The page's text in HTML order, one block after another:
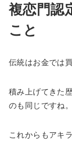
複恋門認
こと
伝統はお金では買
積み上げてきた
のも同じですね。
これからもアキ